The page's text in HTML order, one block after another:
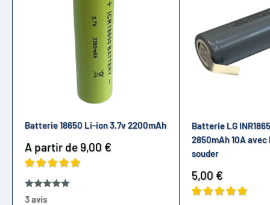
GP18650CH
GP1865L180
ICR18650-26F
ICR,18650
ICR18650,2.2Ah-AT
Batterie 18650 Li-ion 3.7v 2200mAh
Prix
réduit
A partir de 9,00 €
3 avis
Batterie LG
2850mAh 10A
souder
Prix
réduit
5,00 €